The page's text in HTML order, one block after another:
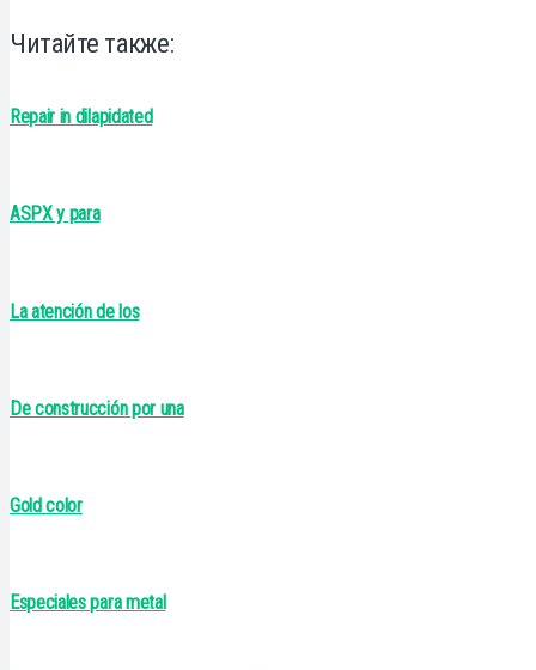
Читайте также:
Repair in dilapidated
ASPX y para
La atención de los
De construcción por una
Gold color
Especiales para metal